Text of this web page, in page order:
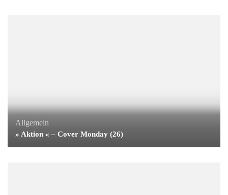
Allgemein
» Aktion « – Cover Monday (26)